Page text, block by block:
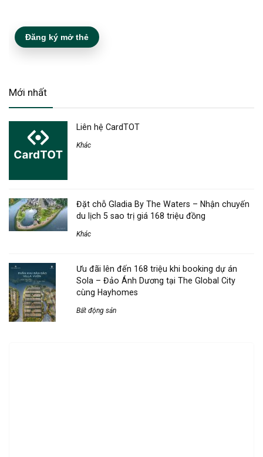
Đăng ký mở thẻ
Mới nhất
Liên hệ CardTOT
Khác
Đặt chỗ Gladia By The Waters – Nhận chuyến
du lịch 5 sao trị giá 168 triệu đồng
Khác
Ưu đãi lên đến 168 triệu khi booking dự án
Sola – Đảo Ánh Dương tại The Global City
cùng Hayhomes
Bất động sản